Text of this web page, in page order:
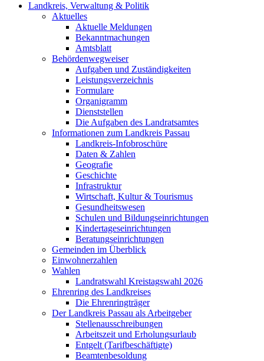
Landkreis, Verwaltung & Politik
Aktuelles
Aktuelle Meldungen
Bekanntmachungen
Amtsblatt
Behördenwegweiser
Aufgaben und Zuständigkeiten
Leistungsverzeichnis
Formulare
Organigramm
Dienststellen
Die Aufgaben des Landratsamtes
Informationen zum Landkreis Passau
Landkreis-Infobroschüre
Daten & Zahlen
Geografie
Geschichte
Infrastruktur
Wirtschaft, Kultur & Tourismus
Gesundheitswesen
Schulen und Bildungseinrichtungen
Kindertageseinrichtungen
Beratungseinrichtungen
Gemeinden im Überblick
Einwohnerzahlen
Wahlen
Landratswahl Kreistagswahl 2026
Ehrenring des Landkreises
Die Ehrenringträger
Der Landkreis Passau als Arbeitgeber
Stellenausschreibungen
Arbeitszeit und Erholungsurlaub
Entgelt (Tarifbeschäftigte)
Beamtenbesoldung